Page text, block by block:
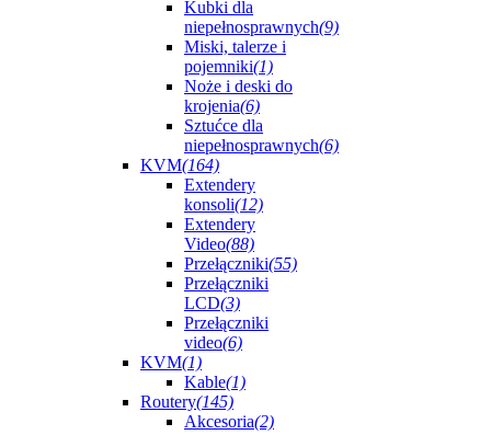
Kubki dla
niepełnosprawnych(9)
Miski, talerze i
pojemniki(1)
Noże i deski do
krojenia(6)
Sztućce dla
niepełnosprawnych(6)
KVM(164)
Extendery
konsoli(12)
Extendery
Video(88)
Przełączniki(55)
Przełączniki
LCD(3)
Przełączniki
video(6)
KVM(1)
Kable(1)
Routery(145)
Akcesoria(2)